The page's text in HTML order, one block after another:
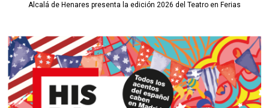
Alcalá de Henares presenta la edición 2026 del Teatro en Ferias